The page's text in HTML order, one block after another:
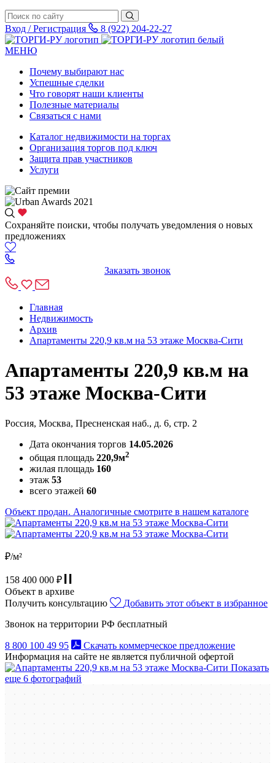
Вход / Регистрация 8 (922) 204-22-27
МЕНЮ
Почему выбирают нас
Успешные сделки
Что говорят наши клиенты
Полезные материалы
Связаться с нами
Каталог недвижимости на торгах
Организация торгов под ключ
Защита прав участников
Услуги
Сохраняйте поиски, чтобы получать уведомления о новых
предложениях
Заказать звонок
Главная
Недвижимость
Архив
Апартаменты 220,9 кв.м на 53 этаже Москва-Сити
Апартаменты 220,9 кв.м на
53 этаже Москва-Сити
Россия, Москва, Пресненская наб., д. 6, стр. 2
Дата окончания торгов 14.05.2026
общая площадь 220,9м2
жилая площадь 160
этаж 53
всего этажей 60
Объект продан. Аналогичные смотрите в нашем каталоге
₽/м²
158 400 000 ₽
Объект в архиве
Получить консультацию
Добавить этот объект в избранное
Звонок на территории РФ бесплатный
8 800 100 49 95
Скачать коммерческое предложение
Информация на сайте не является публичной офертой
Показать
еще 6 фотографий